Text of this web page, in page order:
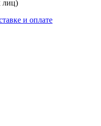
лиц)
и оплате